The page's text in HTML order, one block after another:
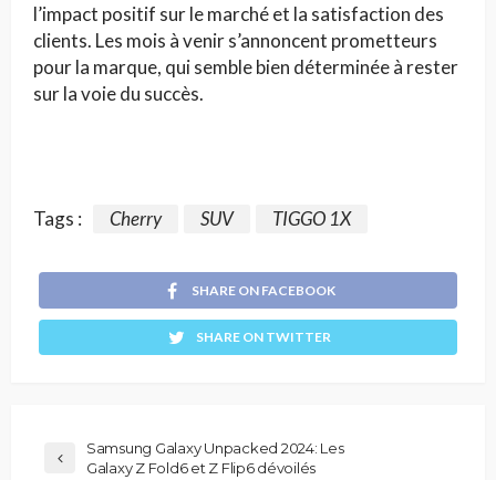
l’impact positif sur le marché et la satisfaction des
clients. Les mois à venir s’annoncent prometteurs
pour la marque, qui semble bien déterminée à rester
sur la voie du succès.
Tags : Cherry SUV TIGGO 1X
SHARE ON FACEBOOK
SHARE ON TWITTER
Samsung Galaxy Unpacked 2024: Les
Galaxy Z Fold6 et Z Flip6 dévoilés